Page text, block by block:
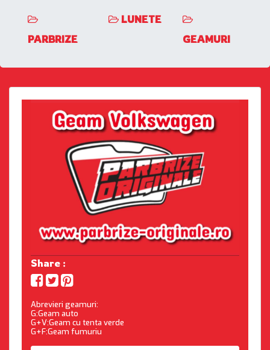
PARBRIZE
LUNETE
GEAMURI
Share :
Abrevieri geamuri:
G:Geam auto
G+V:Geam cu tenta verde
G+F:Geam fumuriu